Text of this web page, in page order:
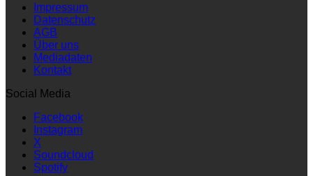
Impressum
Datenschutz
AGB
Über uns
Mediadaten
Kontakt
Social Media
Facebook
Instagram
X
Soundcloud
Spotify